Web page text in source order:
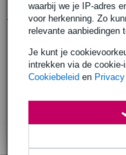
waarbij we je IP-adres
voor herkenning. Zo
relevante aanbiedingen
Je kunt je
intrekken via de
Cookiebeleid en
Accessoires (8)